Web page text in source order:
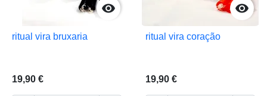

ritual vira bruxaria
19,90 €

ritual vira coração
19,90 €